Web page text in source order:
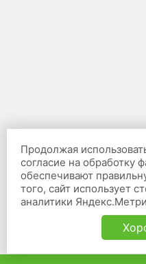
Продолжая
согласие на обработку
обеспечивают
того, сайт использует
аналитики